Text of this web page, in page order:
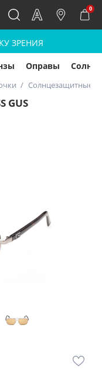
0
ЗРЕНИЯ
Оправы
Солнцезащитные
GUS